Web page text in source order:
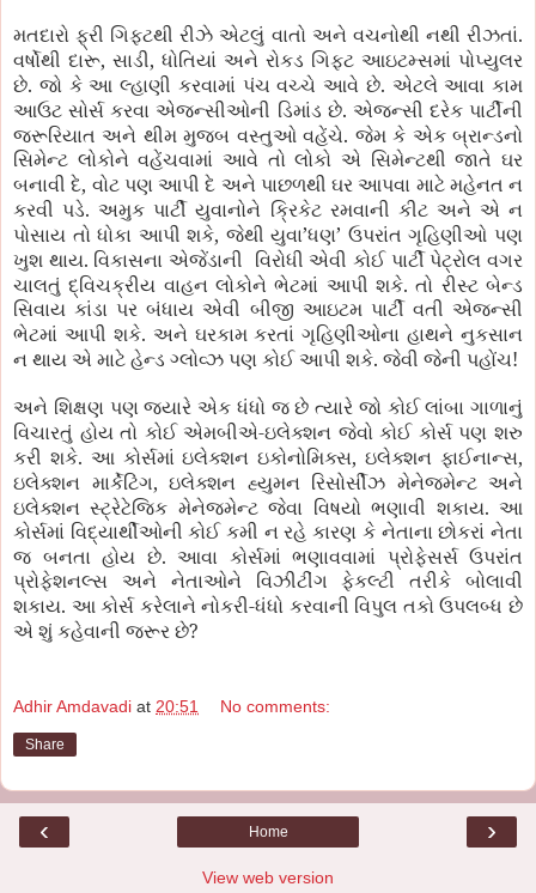
મતદારો ફ્રી ગિફ્ટથી રીઝે એટલું વાતો અને વચનોથી નથી રીઝતાં.
વર્ષોથી દારૂ, સાડી, ધોતિયાં અને રોકડ ગિફ્ટ આઇટમ્સમાં પોપ્યુલર
છે. જો કે આ લ્હાણી કરવામાં પંચ વચ્ચે આવે છે. એટલે આવા કામ
આઉટ સોર્સ કરવા એજન્સીઓની ડિમાંડ છે. એજન્સી દરેક પાર્ટીની
જરૂરિયાત અને થીમ મુજબ વસ્તુઓ વહેંચે. જેમ કે એક બ્રાન્ડનો
સિમેન્ટ લોકોને વહેંચવામાં આવે તો લોકો એ સિમેન્ટથી જાતે ઘર
બનાવી દે, વોટ પણ આપી દે અને પાછળથી ઘર આપવા માટે મહેનત ન
કરવી પડે.અમુક પાર્ટી યુવાનોને ક્રિકેટ રમવાની કીટ અને એ ન
પોસાય તો ધોકા આપી શકે, જેથી યુવા’ધણ’ ઉપરાંત ગૃહિણીઓ પણ
ખુશ થાય. વિકાસના એજેંડાની
વિરોધી એવી કોઈ પાર્ટી પેટ્રોલ વગર
ચાલતું દ્વિચક્રીય વાહન લોકોને ભેટમાં આપી શકે.તો રીસ્ટ બેન્ડ
સિવાય કાંડા પર બંધાય એવી બીજી આઇટમ પાર્ટી વતી એજન્સી
ભેટમાં આપી શકે. અને ઘરકામ કરતાં ગૃહિણીઓના હાથને નુકસાન
ન થાય એ માટે હેન્ડ ગ્લોવ્ઝ પણ કોઈ આપી શકે. જેવી જેની પહોંચ!
અને શિક્ષણ પણ જયારે એક ધંધો જ છે ત્યારે જો કોઈ લાંબા ગાળાનું
વિચારતું હોય તો કોઈ એમબીએ-ઇલેક્શન જેવો કોઈ કોર્સ પણ શરુ
કરી શકે. આ કોર્સમાં ઇલેક્શન ઇકોનોમિક્સ,ઇલેક્શન ફાઈનાન્સ,
ઇલેક્શન માર્કેટિંગ, ઇલેક્શન હ્યુમન રિસોર્સીઝ મેનેજમેન્ટ અને
ઇલેક્શન સ્ટ્રેટેજિક મેનેજમેન્ટ જેવા વિષયો ભણાવી શકાય.આ
કોર્સમાં વિદ્યાર્થીઓની કોઈ કમી ન રહે કારણ કે નેતાના છોકરાં નેતા
જ બનતા હોય છે. આવા કોર્સમાં ભણાવવામાં પ્રોફેસર્સ ઉપરાંત
પ્રોફેશનલ્સ અને નેતાઓને વિઝીટીંગ ફેકલ્ટી તરીકે બોલાવી
શકાય. આ કોર્સ કરેલાને નોકરી-ધંધો કરવાની વિપુલ તકો ઉપલબ્ધ છે
એ શું કહેવાની જરૂર છે?
Adhir Amdavadi at 20:51 No comments:
Share
‹ ›
Home
View web version